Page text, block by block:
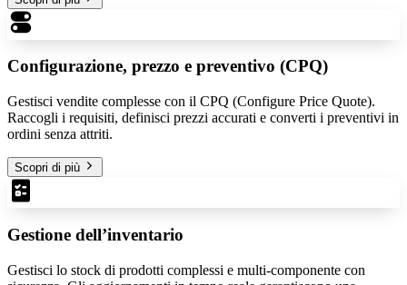
Configurazione, prezzo e preventivo (CPQ)
Gestisci vendite complesse con il CPQ (Configure Price Quote).
Raccogli i requisiti, definisci prezzi accurati e converti i preventivi in
ordini senza attriti.
Scopri di più
Gestione dell’inventario
Gestisci lo stock di prodotti complessi e multi-componente con